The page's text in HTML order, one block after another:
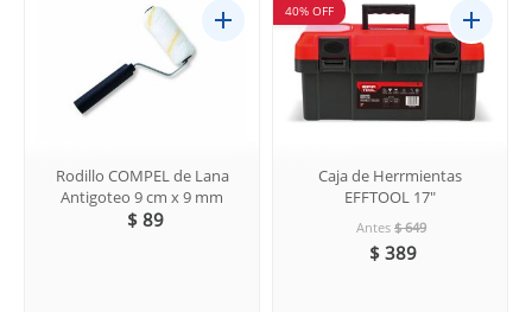
Rodillo COMPEL de Lana
Antigoteo 9 cm x 9 mm
$ 89
40% OFF
Caja de Herrmientas
EFFTOOL 17"
Antes $ 649
$ 389